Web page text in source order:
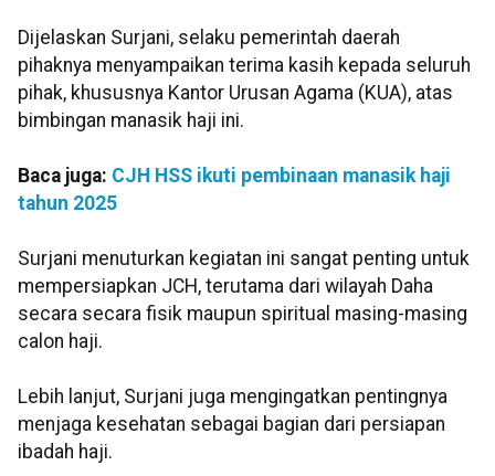
Dijelaskan Surjani, selaku pemerintah daerah
pihaknya menyampaikan terima kasih kepada seluruh
pihak, khususnya Kantor Urusan Agama (KUA), atas
bimbingan manasik haji ini.
Baca juga: CJH HSS ikuti pembinaan manasik haji
tahun 2025
Surjani menuturkan kegiatan ini sangat penting untuk
mempersiapkan JCH, terutama dari wilayah Daha
secara secara fisik maupun spiritual masing-masing
calon haji.
Lebih lanjut, Surjani juga mengingatkan pentingnya
menjaga kesehatan sebagai bagian dari persiapan
ibadah haji.